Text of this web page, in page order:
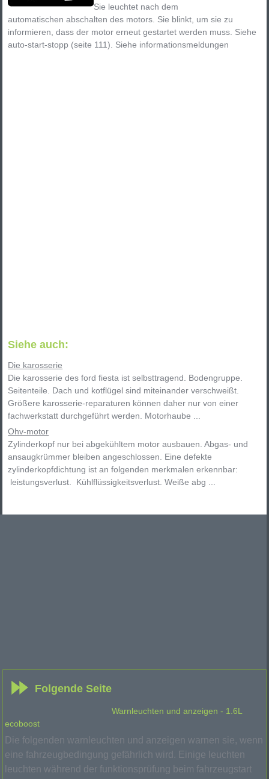
Sie leuchtet nach dem
automatischen abschalten des motors. Sie blinkt, um sie zu
informieren, dass der motor erneut gestartet werden muss. Siehe
auto-start-stopp (seite 111). Siehe informationsmeldungen
Siehe auch:
Die karosserie
Die karosserie des ford fiesta ist selbsttragend. Bodengruppe.
Seitenteile. Dach und kotflügel sind miteinander verschweißt.
Größere karosserie-reparaturen können daher nur von einer
fachwerkstatt durchgeführt werden. Motorhaube ...
Ohv-motor
Zylinderkopf nur bei abgekühltem motor ausbauen. Abgas- und
ansaugkrümmer bleiben angeschlossen. Eine defekte
zylinderkopfdichtung ist an folgenden merkmalen erkennbar:
leistungsverlust. Kühlflüssigkeitsverlust. Weiße abg ...
Folgende Seite
Warnleuchten und anzeigen - 1.6L
ecoboost
Die folgenden warnleuchten und anzeigen warnen sie, wenn
eine fahrzeugbedingung gefährlich wird. Einige leuchten
leuchten während der funktionsprüfung beim fahrzeugstart